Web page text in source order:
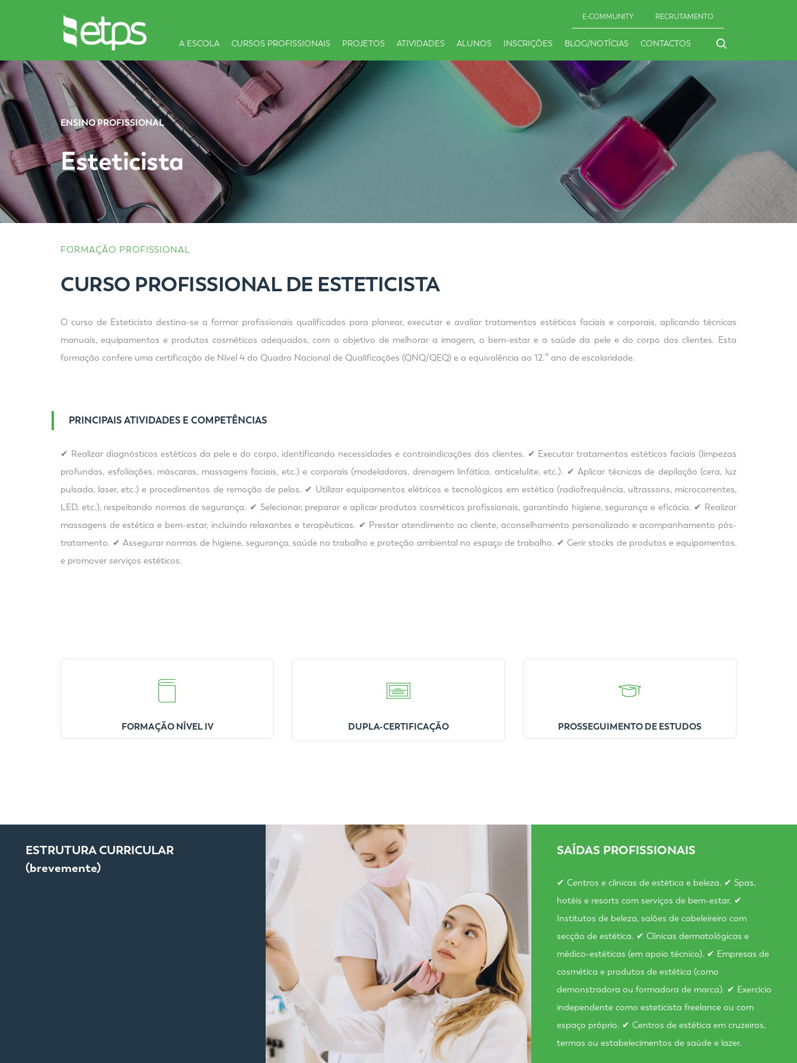
E-COMMUNITY RECRUTAMENTO
A ESCOLA CURSOS PROFISSIONAIS PROJETOS ATIVIDADES ALUNOS INSCRIÇÕES BLOG/NOTÍCIAS CONTACTOS
ENSINO PROFISSIONAL
Esteticista
FORMAÇÃO PROFISSIONAL
CURSO PROFISSIONAL DE ESTETICISTA
O curso de Esteticista destina-se a formar profissionais qualificados para planear, executar e avaliar tratamentos estéticos faciais e corporais, aplicando técnicas
manuais, equipamentos e produtos cosméticos adequados, com o objetivo de melhorar a imagem, o bem-estar e a saúde da pele e do corpo dos clientes. Esta
formação confere uma certificação de Nível 4 do Quadro Nacional de Qualificações (QNQ/QEQ) e a equivalência ao 12.º ano de escolaridade.
PRINCIPAIS ATIVIDADES E COMPETÊNCIAS
✔ Realizar diagnósticos estéticos da pele e do corpo, identificando necessidades e contraindicações dos clientes. ✔ Executar tratamentos estéticos faciais (limpezas
profundas, esfoliações, máscaras, massagens faciais, etc.) e corporais (modeladoras, drenagem linfática, anticelulite, etc.). ✔ Aplicar técnicas de depilação (cera, luz
pulsada, laser, etc.) e procedimentos de remoção de pelos. ✔ Utilizar equipamentos elétricos e tecnológicos em estética (radiofrequência, ultrassons, microcorrentes,
LED, etc.), respeitando normas de segurança. ✔ Selecionar, preparar e aplicar produtos cosméticos profissionais, garantindo higiene, segurança e eficácia. ✔ Realizar
massagens de estética e bem-estar, incluindo relaxantes e terapêuticas. ✔ Prestar atendimento ao cliente, aconselhamento personalizado e acompanhamento pós-
tratamento. ✔ Assegurar normas de higiene, segurança, saúde no trabalho e proteção ambiental no espaço de trabalho. ✔ Gerir stocks de produtos e equipamentos,
e promover serviços estéticos.
FORMAÇÃO NÍVEL IV DUPLA-CERTIFICAÇÃO PROSSEGUIMENTO DE ESTUDOS
ESTRUTURA CURRICULAR
(brevemente)
SAÍDAS PROFISSIONAIS
✔ Centros e clínicas de estética e beleza. ✔ Spas,
hotéis e resorts com serviços de bem-estar. ✔
Institutos de beleza, salões de cabeleireiro com
secção de estética. ✔ Clínicas dermatológicas e
médico-estéticas (em apoio técnico). ✔ Empresas de
cosmética e produtos de estética (como
demonstradora ou formadora de marca). ✔ Exercício
independente como esteticista freelance ou com
espaço próprio. ✔ Centros de estética em cruzeiros,
termas ou estabelecimentos de saúde e lazer.